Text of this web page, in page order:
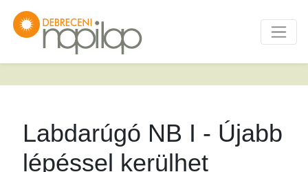
Labdarúgó NB I - Újabb
lépéssel kerülhet